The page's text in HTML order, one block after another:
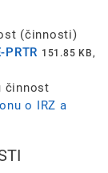
(činnosti)
151.85 KB,
činnost
o IRZ a